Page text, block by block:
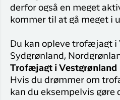
derfor også en meget
kommer til at gå meget
Du kan opleve trofæjagt i
Sydgrønland,
Trofæjagt i Vestgrønland
Hvis du drømmer om
kan du eksempelvis gøre